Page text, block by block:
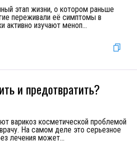
этап жизни, о котором раньше
переживали её симптомы в
активно изучают меноп...
и предотвратить?
варикоз косметической проблемой
На самом деле это серьезное
лечения может...